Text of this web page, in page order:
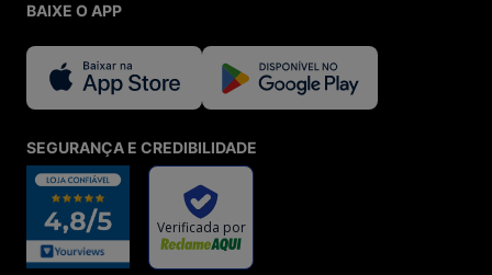
BAIXE O APP
SEGURANÇA E CREDIBILIDADE